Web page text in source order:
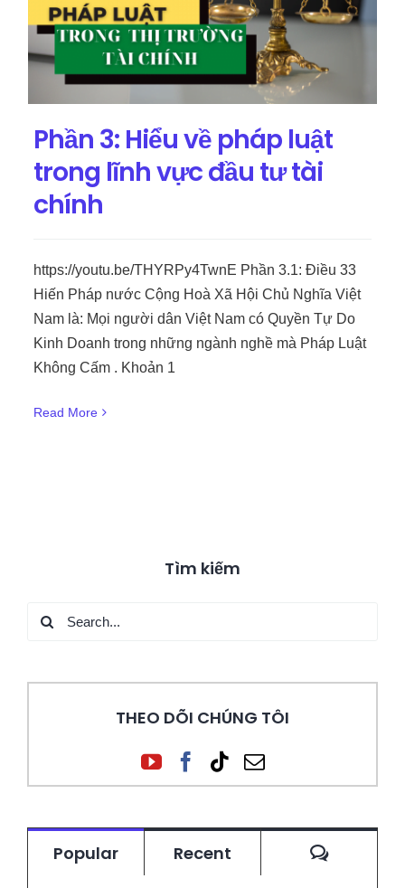
Phần 3: Hiểu về pháp luật
trong lĩnh vực đầu tư tài
chính
https://youtu.be/THYRPy4TwnE Phần 3.1: Điều 33
Hiến Pháp nước Cộng Hoà Xã Hội Chủ Nghĩa Việt
Nam là: Mọi người dân Việt Nam có Quyền Tự Do
Kinh Doanh trong những ngành nghề mà Pháp Luật
Không Cấm . Khoản 1
Read More
Tìm kiếm
Search
THEO DÕI CHÚNG TÔI
Popular Recent